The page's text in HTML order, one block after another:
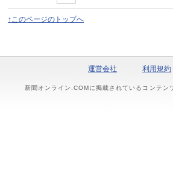
↑このページのトップへ
運営会社 利用規約
新聞オンライン.COMに掲載されているコンテ